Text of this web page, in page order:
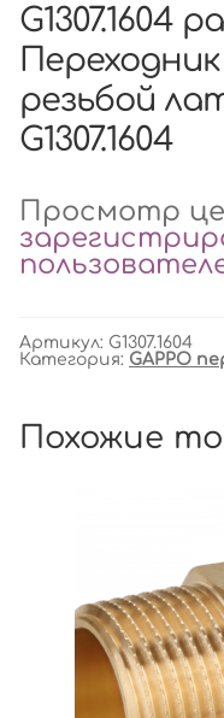
G1307.1604
резьбой
G1307.1604
Просмотр
Артикул: G1307.1604
Категория: GAPPO
Похожие